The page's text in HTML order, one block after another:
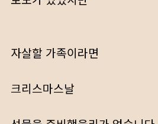
자살할 가족이라면
크리스마스날